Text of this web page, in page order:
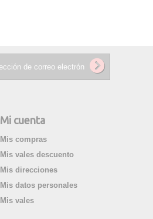
Mi cuenta
Mis compras
Mis vales descuento
Mis direcciones
Mis datos personales
Mis vales